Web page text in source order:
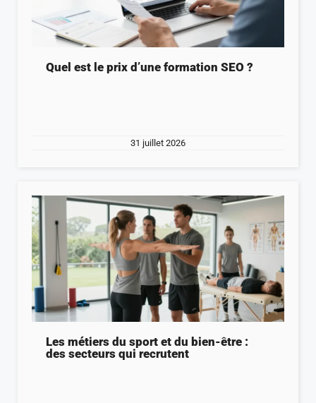
Quel est le prix d’une formation SEO ?
31 juillet 2026
Les métiers du sport et du bien-être :
des secteurs qui recrutent